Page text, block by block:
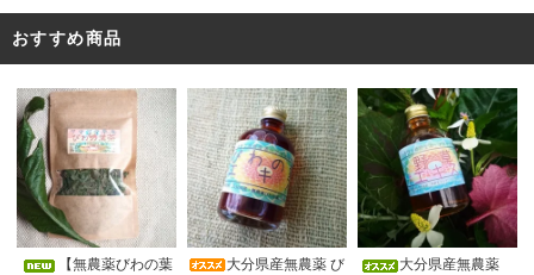
おすすめ商品
【無農薬びわの葉
大分県産無農薬 び
大分県産無農薬